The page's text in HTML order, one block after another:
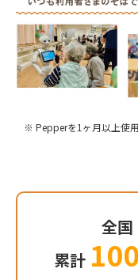
※ Pepperを1ヶ月以上使
全国
累計 100